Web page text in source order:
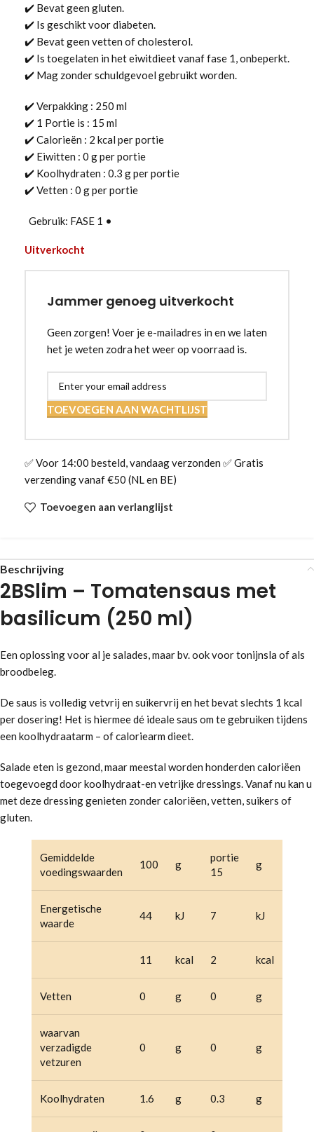
✔️ Bevat geen gluten.
✔️ Is geschikt voor diabeten.
✔️ Bevat geen vetten of cholesterol.
✔️ Is toegelaten in het eiwitdieet vanaf fase 1, onbeperkt.
✔️ Mag zonder schuldgevoel gebruikt worden.
✔️ Verpakking : 250 ml
✔️ 1 Portie is : 15 ml
✔️ Calorieën : 2 kcal per portie
✔️ Eiwitten : 0 g per portie
✔️ Koolhydraten : 0.3 g per portie
✔️ Vetten : 0 g per portie
Gebruik: FASE 1 •
Uitverkocht
Jammer genoeg uitverkocht
Geen zorgen! Voer je e-mailadres in en we laten
het je weten zodra het weer op voorraad is.
TOEVOEGEN AAN WACHTLIJST
✅ Voor 14:00 besteld, vandaag verzonden ✅ Gratis
verzending vanaf €50 (NL en BE)
Toevoegen aan verlanglijst
Beschrijving
2BSlim – Tomatensaus met
basilicum (250 ml)
Een oplossing voor al je salades, maar bv. ook voor tonijnsla of als
broodbeleg.
De saus is volledig vetvrij en suikervrij en het bevat slechts 1 kcal
per dosering! Het is hiermee dé ideale saus om te gebruiken tijdens
een koolhydraatarm – of caloriearm dieet.
Salade eten is gezond, maar meestal worden honderden caloriëen
toegevoegd door koolhydraat-en vetrijke dressings. Vanaf nu kan u
met deze dressing genieten zonder caloriëen, vetten, suikers of
gluten.
Gemiddelde
voedingswaarden
100 g
portie
15
g
Energetische
waarde
44 kJ 7 kJ
11 kcal 2 kcal
Vetten 0 g 0 g
waarvan
verzadigde
vetzuren
0 g 0 g
Koolhydraten 1.6 g 0.3 g